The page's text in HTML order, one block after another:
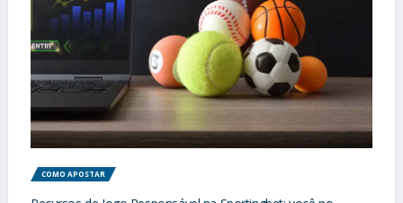
COMO APOSTAR